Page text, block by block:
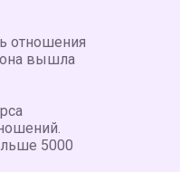
отношения
вышла
5000